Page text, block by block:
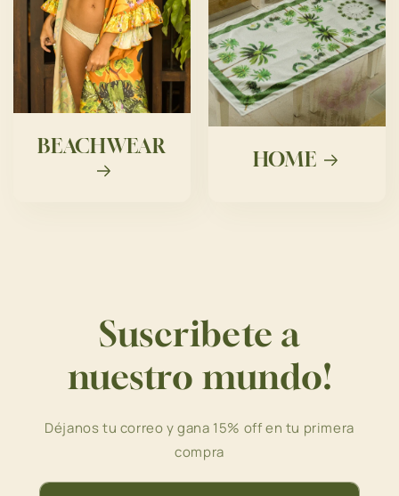
BEACHWEAR
HOME
Suscribete a
nuestro mundo!
Déjanos tu correo y gana 15% off en tu primera
compra